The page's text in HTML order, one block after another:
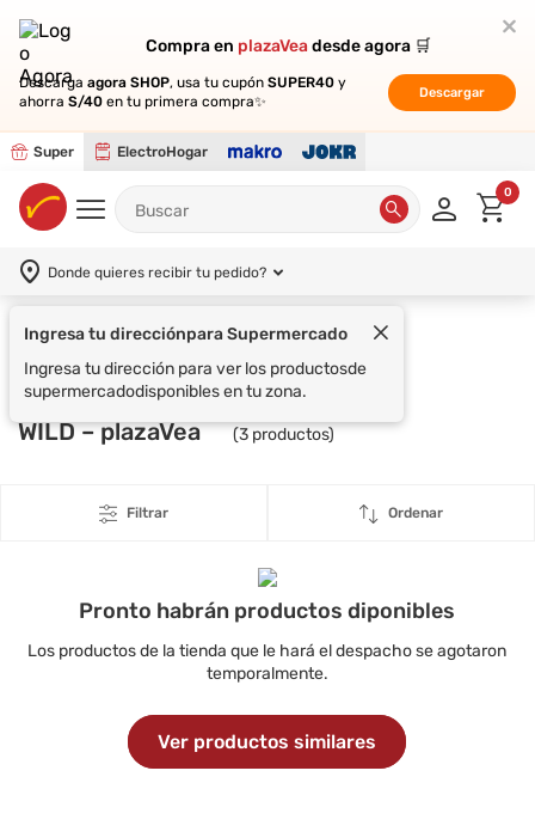
Compra en plazaVeadesde agora 🛒
Descarga agora SHOP, usa tu cupón SUPER40 y
ahorra S/40 en tu primera compra✨
Descargar
Super ElectroHogar
Compra en plazaVeadesde agora 🛒
Descarga agora SHOP, usa tu cupón SUPER40 y
ahorra S/40 en tu primera compra✨
Descargar
0
Donde quieres recibir tu pedido?
Ingresa tu direcciónpara Supermercado
Ingresa tu dirección para ver los productosde
supermercadodisponibles en tu zona.
Supermercado WILD
WILD – plazaVea (3 productos)
Filtrar Ordenar
Pronto habrán productos diponibles
Los productos de la tienda que le hará el despacho se agotaron
temporalmente.
Ver productos similares